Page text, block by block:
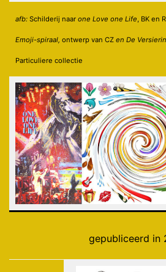
afb: Schilderij naar one Love one Life , BK en
Emoji-spiraal, ontwerp van CZ en De
Particuliere collectie
gepubliceerd in